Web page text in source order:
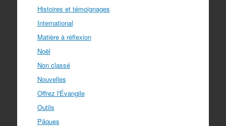
Histoires et témoignages
International
Matière à réflexion
Noël
Non classé
Nouvelles
Offrez l'Évangile
Outils
Pâques